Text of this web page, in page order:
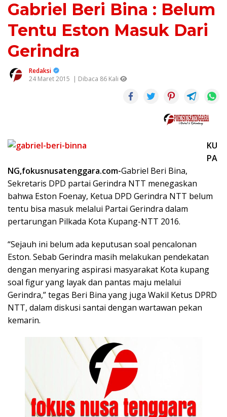
Gabriel Beri Bina : Belum
Tentu Eston Masuk Dari
Gerindra
Redaksi
24 Maret 2015 | Dibaca 86 Kali
KU
PA
NG,fokusnusatenggara.com-Gabriel Beri Bina,
Sekretaris DPD partai Gerindra NTT menegaskan
bahwa Eston Foenay, Ketua DPD Gerindra NTT belum
tentu bisa masuk melalui Partai Gerindra dalam
pertarungan Pilkada Kota Kupang-NTT 2016.
“Sejauh ini belum ada keputusan soal pencalonan
Eston. Sebab Gerindra masih melakukan pendekatan
dengan menyaring aspirasi masyarakat Kota kupang
soal figur yang layak dan pantas maju melalui
Gerindra,” tegas Beri Bina yang juga Wakil Ketus DPRD
NTT, dalam diskusi santai dengan wartawan pekan
kemarin.